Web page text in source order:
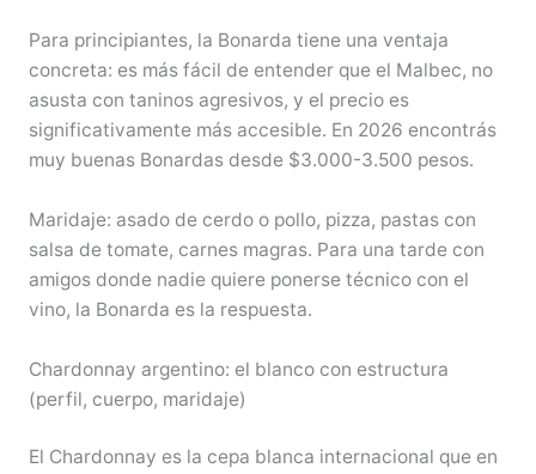
Para principiantes, la Bonarda tiene una ventaja
concreta: es más fácil de entender que el Malbec, no
asusta con taninos agresivos, y el precio es
significativamente más accesible. En 2026 encontrás
muy buenas Bonardas desde $3.000-3.500 pesos.
Maridaje: asado de cerdo o pollo, pizza, pastas con
salsa de tomate, carnes magras. Para una tarde con
amigos donde nadie quiere ponerse técnico con el
vino, la Bonarda es la respuesta.
Chardonnay argentino: el blanco con estructura
(perfil, cuerpo, maridaje)
El Chardonnay es la cepa blanca internacional que en